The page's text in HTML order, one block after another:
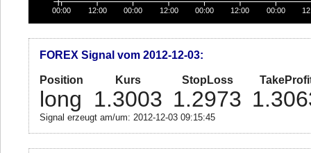
00:00 12:00 00:00 12:00 00:00 12:00 00:00
FOREX Signal vom 2012-12-03:
Position Kurs StopLoss
long 1.3003 1.2973
Signal erzeugt am/um: 2012-12-03 09:15:45